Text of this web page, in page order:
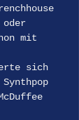
mit
sich